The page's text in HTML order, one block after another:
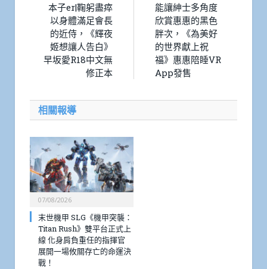
本子er|鞠躬盡瘁
以身體滿足會長
的近侍，《輝夜
姬想讓人告白》
早坂愛R18中文無
修正本
能讓紳士多角度
欣賞惠惠的黑色
胖次，《為美好
的世界獻上祝
福》惠惠陪睡VR
App發售
相關報導
07/08/2026
末世機甲 SLG《機甲突襲：
Titan Rush》雙平台正式上
線 化身肩負重任的指揮官
展開一場攸關存亡的命運決
戰！